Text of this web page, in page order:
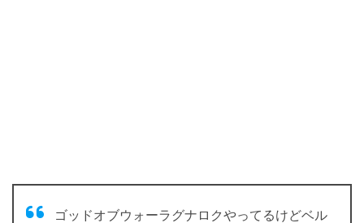
ゴッドオブウォーラグナロクやってるけどベル